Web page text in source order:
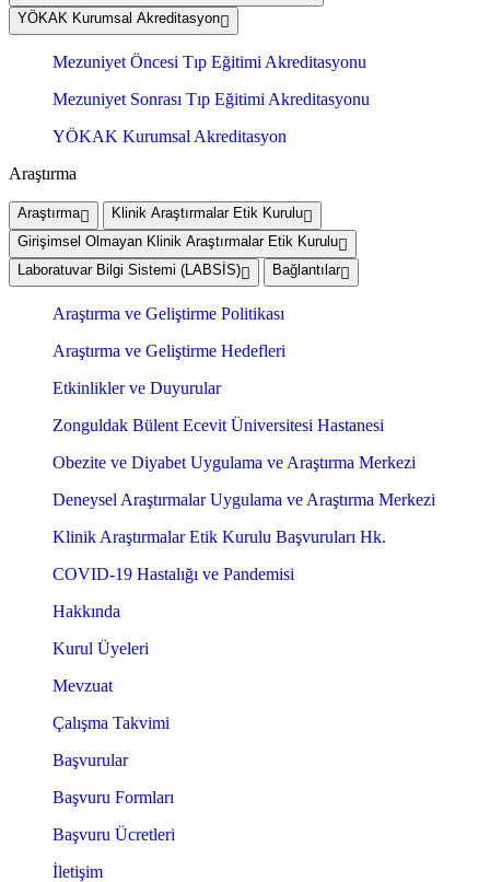
YÖKAK Kurumsal Akreditasyon
Mezuniyet Öncesi Tıp Eğitimi Akreditasyonu
Mezuniyet Sonrası Tıp Eğitimi Akreditasyonu
YÖKAK Kurumsal Akreditasyon
Araştırma
Araştırma
Klinik Araştırmalar Etik Kurulu
Girişimsel Olmayan Klinik Araştırmalar Etik Kurulu
Laboratuvar Bilgi Sistemi (LABSİS)
Bağlantılar
Araştırma ve Geliştirme Politikası
Araştırma ve Geliştirme Hedefleri
Etkinlikler ve Duyurular
Zonguldak Bülent Ecevit Üniversitesi Hastanesi
Obezite ve Diyabet Uygulama ve Araştırma Merkezi
Deneysel Araştırmalar Uygulama ve Araştırma Merkezi
Klinik Araştırmalar Etik Kurulu Başvuruları Hk.
COVID-19 Hastalığı ve Pandemisi
Hakkında
Kurul Üyeleri
Mevzuat
Çalışma Takvimi
Başvurular
Başvuru Formları
Başvuru Ücretleri
İletişim